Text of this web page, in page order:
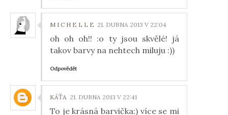
M I C H E L L E 21. DUBNA 2013 V 22:04
oh oh oh!! :o ty jsou skvělé! já
takov barvy na nehtech miluju :))
Odpovědět
KÁŤA 21. DUBNA 2013 V 22:41
To je krásná barvička:) více se mi